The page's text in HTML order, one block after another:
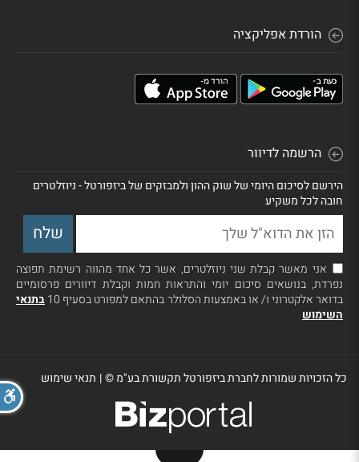
הורדת אפליקציה
הרשמה לדיוור
הירשם לסיכום היומי של שוק ההון ולמבזקים של ביזפורטל - ניוזלטרים
חובה לכל משקיע
אני מאשר קבלת שני ניוזלטרים, אשר כל אחד מהווה רשימת תפוצה
נפרדת, בנושאים סיכום יומי והתראות חמות וקבלת דיוורים פרסומיים
בדואר אלקטרוני ו/ או באמצעות הסלולר בהתאם למפורט בסעיף 10
בתנאי
השימוש
כל הזכויות שמורות לחברת ביזפורטל תקשורת בע"מ ©| תנאי שימוש